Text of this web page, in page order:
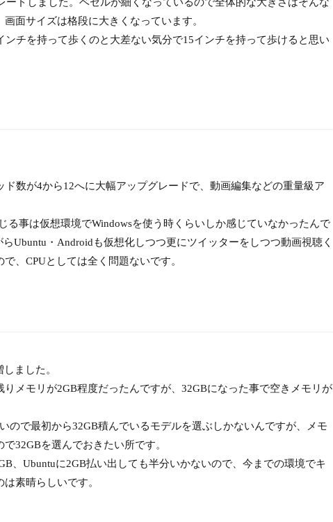
面サイズは格段に大きくなっています。
チを持って歩くのと大差ない気分で15インチを持って歩けると思い
数が4から12へに大幅アップグレードで、動画編集などの重量級ア
事は仮想環境でWindowsを使う時くらいしか感じていなかったんで
Ubuntu・Androidも仮想化しつつ更にツイッターをしつつ動画視聴く
、CPUとしては全く問題ないです。
ました。
メモリが2GB程度だったんですが、32GBになった事で空きメモリが
ので最初から32GB積んでいるモデルを選ぶしかないんですが、メモ
32GBを選んでおきたい所です。
、Ubuntuに2GB払い出しても半分いかないので、今までの環境でキ
素晴らしいです。